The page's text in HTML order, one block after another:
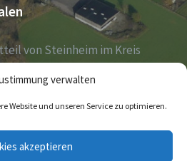
verwalten
Website und unseren Service zu optimieren.
akzeptieren
von Steinheim im Kreis
und zählt aktuell 1030
Dezember 2018.